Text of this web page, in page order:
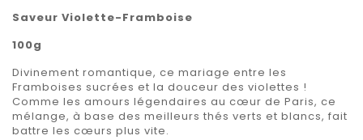
Saveur Violette-Framboise
100g
Divinement romantique, ce mariage entre les
Framboises sucrées et la douceur des violettes !
Comme les amours légendaires au cœur de Paris, ce
mélange, à base des meilleurs thés verts et blancs, fait
battre les cœurs plus vite.